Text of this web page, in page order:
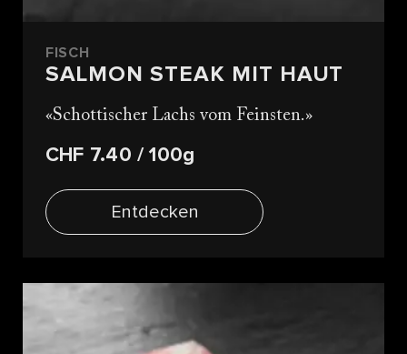
FISCH
SALMON STEAK MIT HAUT
Schottischer Lachs vom Feinsten.
CHF 7.40 / 100g
Entdecken